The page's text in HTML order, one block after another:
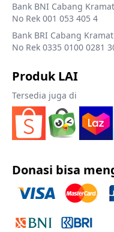
Bank BNI Cabang
No Rek 001 053 405 4
Bank BRI Cabang
No Rek 0335 0100 0281
Produk LAI
Tersedia juga di
Donasi bisa